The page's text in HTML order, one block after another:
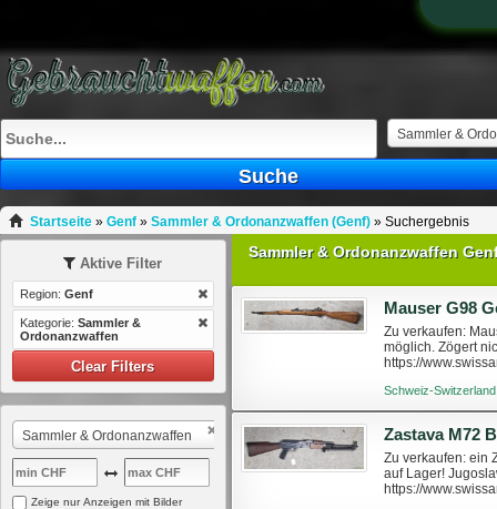
Sammler &
Suche
Startseite» Genf» Sammler & Ordonanzwaffen (Genf)» Suchergebnis
Sammler & Ordonanzwaffen
Mauser G98
Zu verkaufen:
möglich. Zögert
https://
Schweiz-
Zastava M72
Zu verkaufen: ein
auf Lager!
https://
Aktive Filter
Region: Genf
Kategorie: Sammler &
Ordonanzwaffen
Clear Filters
Sammler & Ordonanzwaffen
Zeige nur Anzeigen mit Bilder